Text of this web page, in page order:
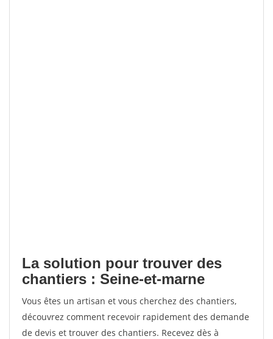
La solution pour trouver des
chantiers : Seine-et-marne
Vous êtes un artisan et vous cherchez des chantiers,
découvrez comment recevoir rapidement des demande
de devis et trouver des chantiers. Recevez dès à